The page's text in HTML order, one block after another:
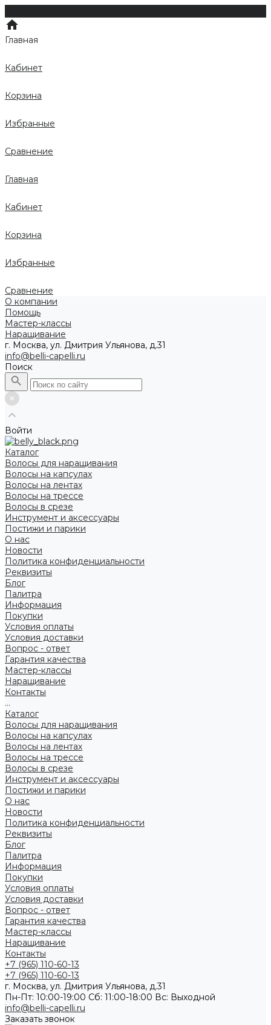
Главная
Кабинет
Корзина
Избранные
Сравнение
Главная
Кабинет
Корзина
Избранные
Сравнение
О компании
Помощь
Мастер-классы
Наращивание
г. Москва, ул. Дмитрия Ульянова, д.31
info@belli-capelli.ru
Поиск
Войти
Каталог
Волосы для наращивания
Волосы на капсулах
Волосы на лентах
Волосы на трессе
Волосы в срезе
Инструмент и аксессуары
Постижи и парики
О нас
Новости
Политика конфиденциальности
Реквизиты
Блог
Палитра
Информация
Покупки
Условия оплаты
Условия доставки
Вопрос - ответ
Гарантия качества
Мастер-классы
Наращивание
Контакты
...
Каталог
Волосы для наращивания
Волосы на капсулах
Волосы на лентах
Волосы на трессе
Волосы в срезе
Инструмент и аксессуары
Постижи и парики
О нас
Новости
Политика конфиденциальности
Реквизиты
Блог
Палитра
Информация
Покупки
Условия оплаты
Условия доставки
Вопрос - ответ
Гарантия качества
Мастер-классы
Наращивание
Контакты
+7 (965) 110-60-13
+7 (965) 110-60-13
г. Москва, ул. Дмитрия Ульянова, д.31
Пн-Пт: 10:00-19:00 Cб: 11:00-18:00 Вс: Выходной
info@belli-capelli.ru
Заказать звонок